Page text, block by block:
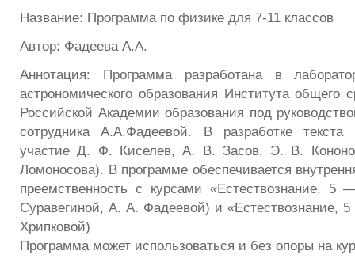
Название: Программа по физике для 7-11 классов
Автор: Фадеева А.А.
Аннотация: Программа разработана в
астрономического образования Института общего
Российской Академии образования под
сотрудника А.А.Фадеевой. В разработке текста
участие Д. Ф. Киселев, А. В. Засов, Э. В.
Ломоносова). В программе обеспечивается
преемственность с курсами «Естествознание,
Суравегиной, А. А. Фадеевой) и «Естествознание,
Хрипковой)
Программа может использоваться и без опоры на